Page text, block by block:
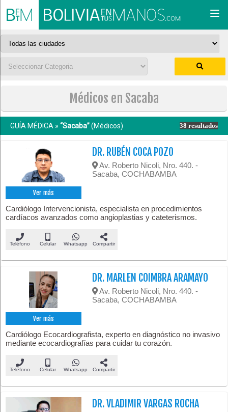
Médicos en Sacaba
GUÍA MÉDICA » “Sacaba”(Médicos) 38 resultados
Ver más
DR. RUBÉN COCA POZO
Av. Roberto Nicoli, Nro. 440. -
Sacaba, COCHABAMBA
Cardiólogo Intervencionista, especialista en procedimientos
cardíacos avanzados como angioplastias y cateterismos.
Teléfono Celular Whatsapp Compartir
Ver más
DR. MARLEN COIMBRA ARAMAYO
Av. Roberto Nicoli, Nro. 440. -
Sacaba, COCHABAMBA
Cardiólogo Ecocardiografista, experto en diagnóstico no invasivo
mediante ecocardiografías para cuidar tu corazón.
Teléfono Celular Whatsapp Compartir
DR. VLADIMIR VARGAS ROCHA